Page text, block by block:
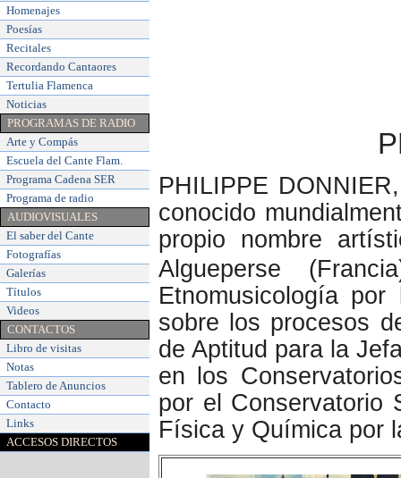
Homenajes
Poesías
Recitales
Recordando Cantaores
Tertulia Flamenca
Noticias
PROGRAMAS DE RADIO
Arte y Compás
Escuela del Cante Flam.
Programa Cadena SER
Programa de radio
AUDIOVISUALES
El saber del Cante
Fotografías
Galerías
Títulos
Videos
CONTACTOS
Libro de visitas
Notas
Tablero de Anuncios
Contacto
Links
ACCESOS DIRECTOS
PHILIPPE
conocido
propio nombre
Algueperse
Etnomusicología
sobre los procesos
de Aptitud para la
en los
por el Conservatorio
Física y Química por